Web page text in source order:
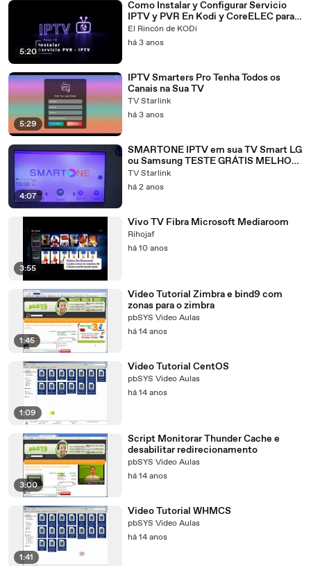
5:20
Como Instalar y Configurar Servicio
IPTV y PVR En Kodi y CoreELEC para
ver la Televisión
El Rincón de KODi
há 3 anos
5:29
IPTV Smarters Pro Tenha Todos os
Canais na Sua TV
TV Starlink
há 3 anos
4:07
SMARTONE IPTV em sua TV Smart LG
ou Samsung TESTE GRÁTIS MELHOR
APP 2024
TV Starlink
há 2 anos
3:55
Vivo TV Fibra Microsoft Mediaroom
Rihojaf
há 10 anos
1:45
Video Tutorial Zimbra e bind9 com
zonas para o zimbra
pbSYS Video Aulas
há 14 anos
1:09
Video Tutorial CentOS
pbSYS Video Aulas
há 14 anos
3:00
Script Monitorar Thunder Cache e
desabilitar redirecionamento
pbSYS Video Aulas
há 14 anos
1:41
Video Tutorial WHMCS
pbSYS Video Aulas
há 14 anos